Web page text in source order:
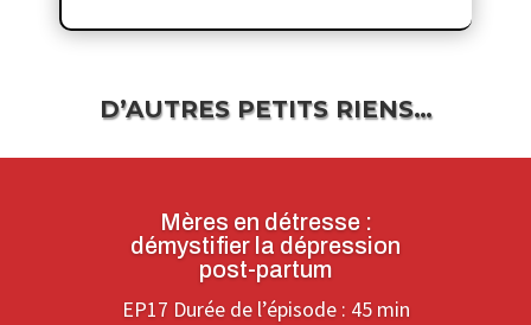
D’AUTRES PETITS RIENS…
Mères en détresse :
démystifier la dépression
post-partum
EP17 Durée de l’épisode : 45 min